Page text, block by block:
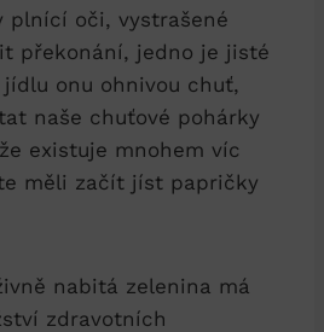
plnící oči, vystrašené
překonání, jedno je jisté
onu ohnivou chuť,
naše chuťové pohárky
existuje mnohem víc
měli začít jíst papričky
nabitá zelenina má
zdravotních